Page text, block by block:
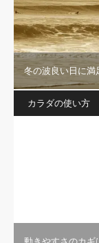
冬の波良い日に満
カラダの使い方